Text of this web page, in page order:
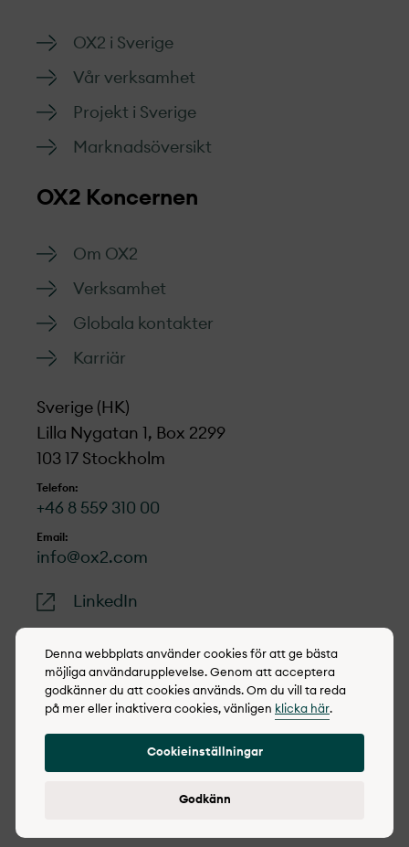
OX2 i Sverige
Vår verksamhet
Projekt­ i Sverige
Marknads­översikt
OX2 Koncernen
Om OX2
Verksamhet
Globala kontakter
Karriär
Sverige (HK)
Lilla Nygatan 1, Box 2299
103 17 Stockholm
Telefon:
+46 8 559 310 00
Email:
info@ox2.com
LinkedIn
© 2022-2026 OX2
Cookie policy
Denna webbplats använder cookies för att ge bästa
möjliga användarupplevelse. Genom att acceptera
godkänner du att cookies används. Om du vill ta reda
på mer eller inaktivera cookies, vänligen klicka här.
Cookieinställningar
Godkänn